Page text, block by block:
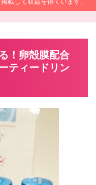
！卵殻膜配合
ティードリン